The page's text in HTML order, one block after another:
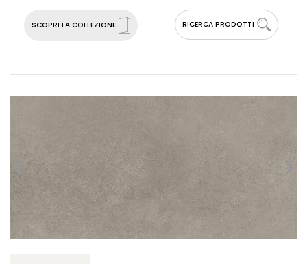
SCOPRI LA COLLEZIONE RICERCA PRODOTTI